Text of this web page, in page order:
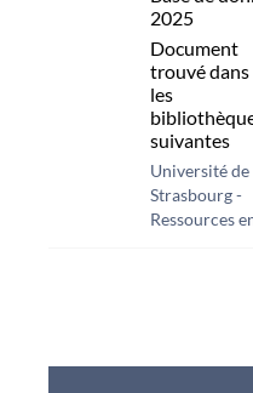
2025
Document
trouvé dans
les
suivantes
Université de
Strasbourg -
Ressources